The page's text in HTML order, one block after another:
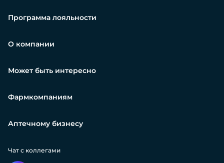
Программа лояльности
О компании
Может быть интересно
Фармкомпаниям
Аптечному бизнесу
Чат с коллегами